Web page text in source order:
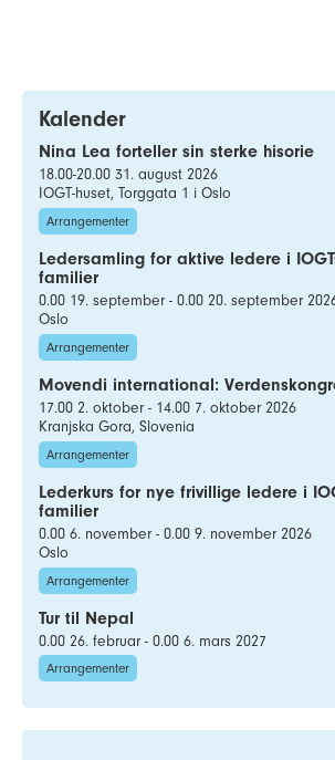
Kalender
Nina Lea forteller sin sterke hisorie
18.00-20.00 31. august 2026
IOGT-huset, Torggata 1 i Oslo
Arrangementer
Ledersamling for aktive ledere i
familier
0.00 19. september - 0.00 20. september
Oslo
Arrangementer
Movendi international:
17.00 2. oktober - 14.00 7. oktober 2026
Kranjska Gora, Slovenia
Arrangementer
Lederkurs for nye frivillige ledere i
familier
0.00 6. november - 0.00 9. november 2026
Oslo
Arrangementer
Tur til Nepal
0.00 26. februar - 0.00 6. mars 2027
Arrangementer